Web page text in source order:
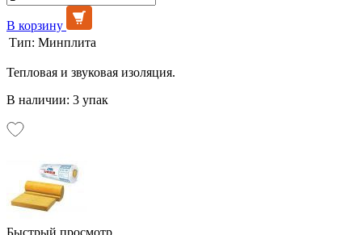
В корзину
Тип: Минплита
Тепловая и звуковая изоляция.
В наличии: 3 упак
Быстрый просмотр